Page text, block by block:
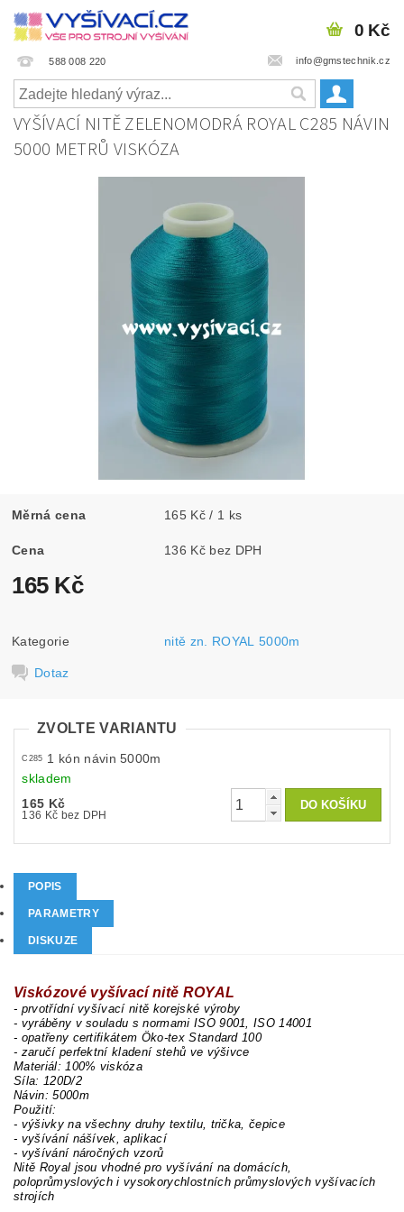
588 008 220 info@gmstechnik.cz
0 Kč
VYŠÍVACÍ NITĚ ZELENOMODRÁ ROYAL C285 NÁVIN
5000 METRŮ VISKÓZA
Měrná cena 165 Kč / 1 ks
Cena 136 Kč bez DPH
165 Kč
Kategorie nitě zn. ROYAL 5000m
Dotaz
ZVOLTE VARIANTU
C285 1 kón návin 5000m
skladem
165 Kč
136 Kč bez DPH
POPIS
PARAMETRY
DISKUZE
Viskózové vyšívací nitě ROYAL
- prvotřídní vyšívací nitě korejské výroby
- vyráběny v souladu s normami ISO 9001, ISO 14001
- opatřeny certifikátem Öko-tex Standard 100
- zaručí perfektní kladení stehů ve výšivce
Materiál: 100% viskóza
Síla: 120D/2
Návin: 5000m
Použití:
- výšivky na všechny druhy textilu, trička, čepice
- vyšívání nášívek, aplikací
- vyšívání náročných vzorů
Nitě Royal jsou vhodné pro vyšívání na domácích,
poloprůmyslových i vysokorychlostních průmyslových vyšívacích
strojích